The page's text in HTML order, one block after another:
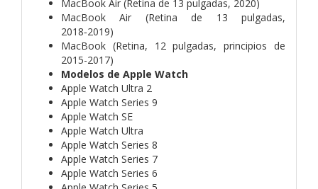
MacBook Air (Retina de 13 pulgadas, 2020)
MacBook Air (Retina de 13 pulgadas,
2018‑2019)
MacBook (Retina, 12 pulgadas, principios de
2015-2017)
Modelos de Apple Watch
Apple Watch Ultra 2
Apple Watch Series 9
Apple Watch SE
Apple Watch Ultra
Apple Watch Series 8
Apple Watch Series 7
Apple Watch Series 6